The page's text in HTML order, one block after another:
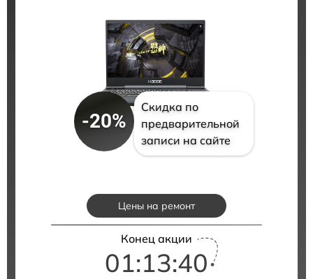
-20%
Скидка по
предварительной
записи на сайте
Цены на ремонт
Конец акции
01:13:39